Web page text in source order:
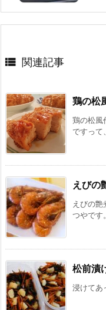
 関連記事
鶏の松
鶏の松風
ですって
えびの
えびの
つやです
松前漬
浸けてあ